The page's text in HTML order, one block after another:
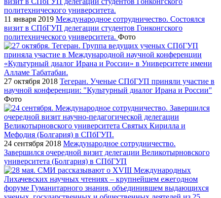
11 января 2019 Международное сотрудничество. Состоялся
визит в СПбГУП делегации студентов Гонконгского
политехнического университета. Фото
27 октября 2018 Тегеран. Ученые СПбГУП приняли участие в
научной конференции: "Культурный диалог Ирана и России"
Фото
24 сентября 2018 Международное сотрудничество.
Завершился очередной визит делегации Великотырновского
университета (Болгария) в СПбГУП